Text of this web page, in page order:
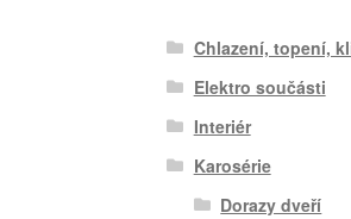
Chlazení, topení,
Elektro součásti
Interiér
Karosérie
Dorazy dveří